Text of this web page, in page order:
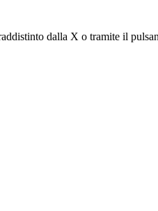
dalla X o tramite il